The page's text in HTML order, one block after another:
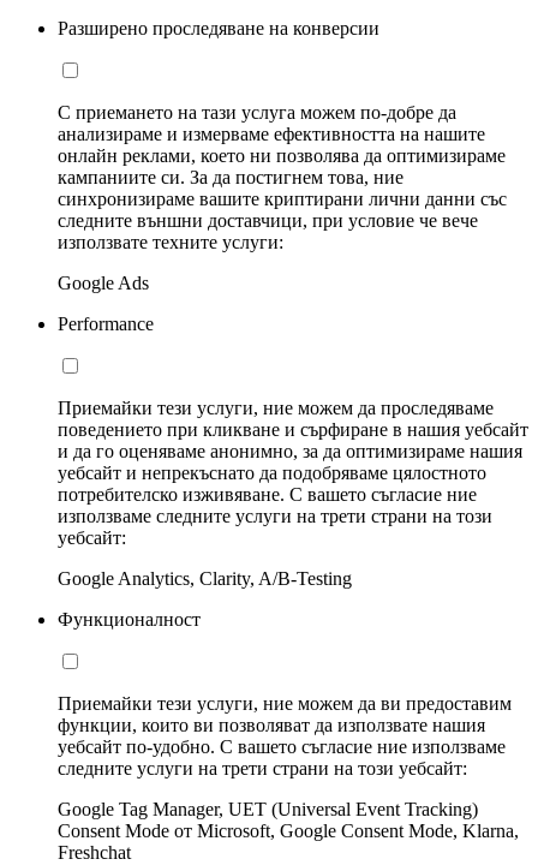
Разширено проследяване на конверсии
С приемането на тази услуга можем по-добре да
анализираме и измерваме ефективността на нашите
онлайн реклами, което ни позволява да оптимизираме
кампаниите си. За да постигнем това, ние
синхронизираме вашите криптирани лични данни със
следните външни доставчици, при условие че вече
използвате техните услуги:
Google Ads
Performance
Приемайки тези услуги, ние можем да проследяваме
поведението при кликване и сърфиране в нашия уебсайт
и да го оценяваме анонимно, за да оптимизираме нашия
уебсайт и непрекъснато да подобряваме цялостното
потребителско изживяване. С вашето съгласие ние
използваме следните услуги на трети страни на този
уебсайт:
Google Analytics, Clarity, A/B-Testing
Функционалност
Приемайки тези услуги, ние можем да ви предоставим
функции, които ви позволяват да използвате нашия
уебсайт по-удобно. С вашето съгласие ние използваме
следните услуги на трети страни на този уебсайт:
Google Tag Manager, UET (Universal Event Tracking)
Consent Mode от Microsoft, Google Consent Mode, Klarna,
Freshchat